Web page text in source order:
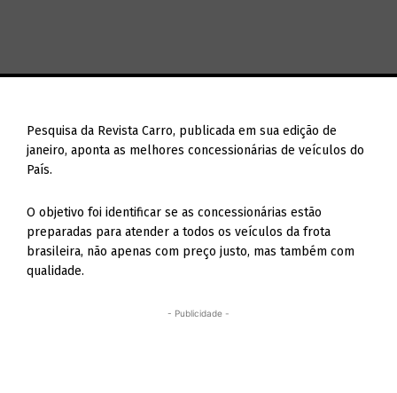
Pesquisa da Revista Carro, publicada em sua edição de
janeiro, aponta as melhores concessionárias de veículos do
País.
O objetivo foi identificar se as concessionárias estão
preparadas para atender a todos os veículos da frota
brasileira, não apenas com preço justo, mas também com
qualidade.
- Publicidade -